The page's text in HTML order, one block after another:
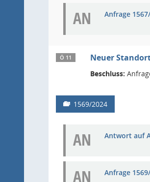
AN Anfrage
Ö 11 Neuer
Beschluss:
1569/2024
AN Antwort auf
AN Anfrage